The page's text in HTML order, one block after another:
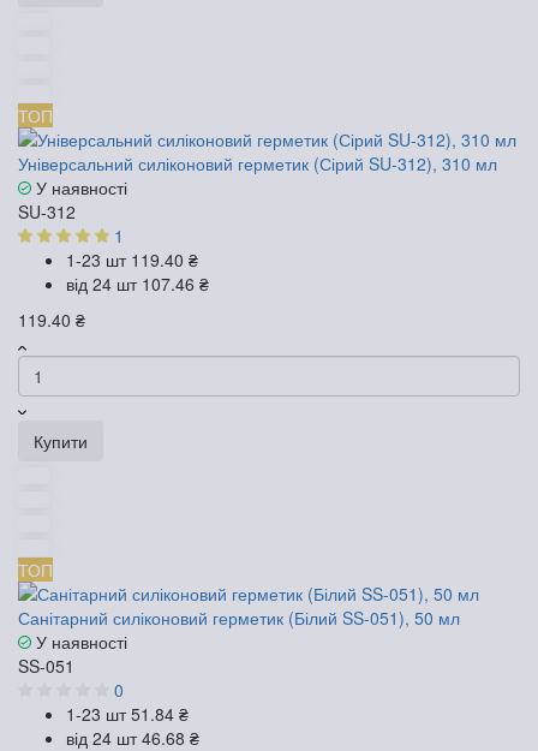
ТОП
Універсальний силіконовий герметик (Сірий SU-312), 310 мл
У наявності
SU-312
1
1-23 шт 119.40 ₴
від 24 шт 107.46 ₴
119.40 ₴
Купити
ТОП
Санітарний силіконовий герметик (Білий SS-051), 50 мл
У наявності
SS-051
0
1-23 шт51.84 ₴
від 24 шт46.68 ₴